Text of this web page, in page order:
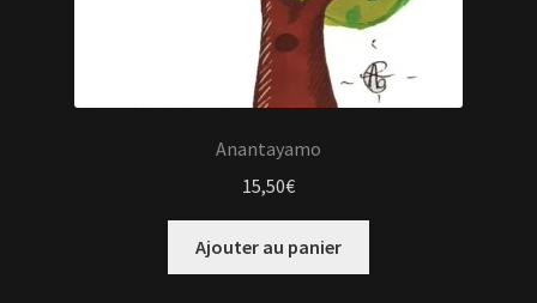
Anantayamo
15,50€
Ajouter au panier